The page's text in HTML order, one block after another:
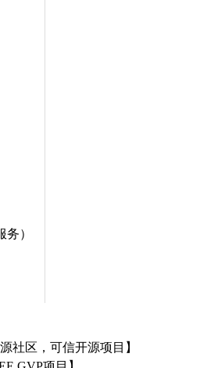
）
社区，可信开源项目】